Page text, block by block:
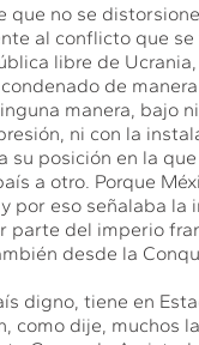
que no se
al conflicto que se
libre de
de
manera, bajo
ni con la
su posición en la
a otro. Porque
por eso señalaba la
parte del imperio
desde la
digno, tiene en
como dije, muchos